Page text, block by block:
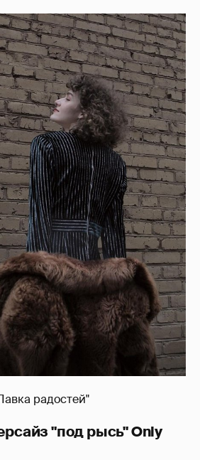
радостей"
"под рысь" Only